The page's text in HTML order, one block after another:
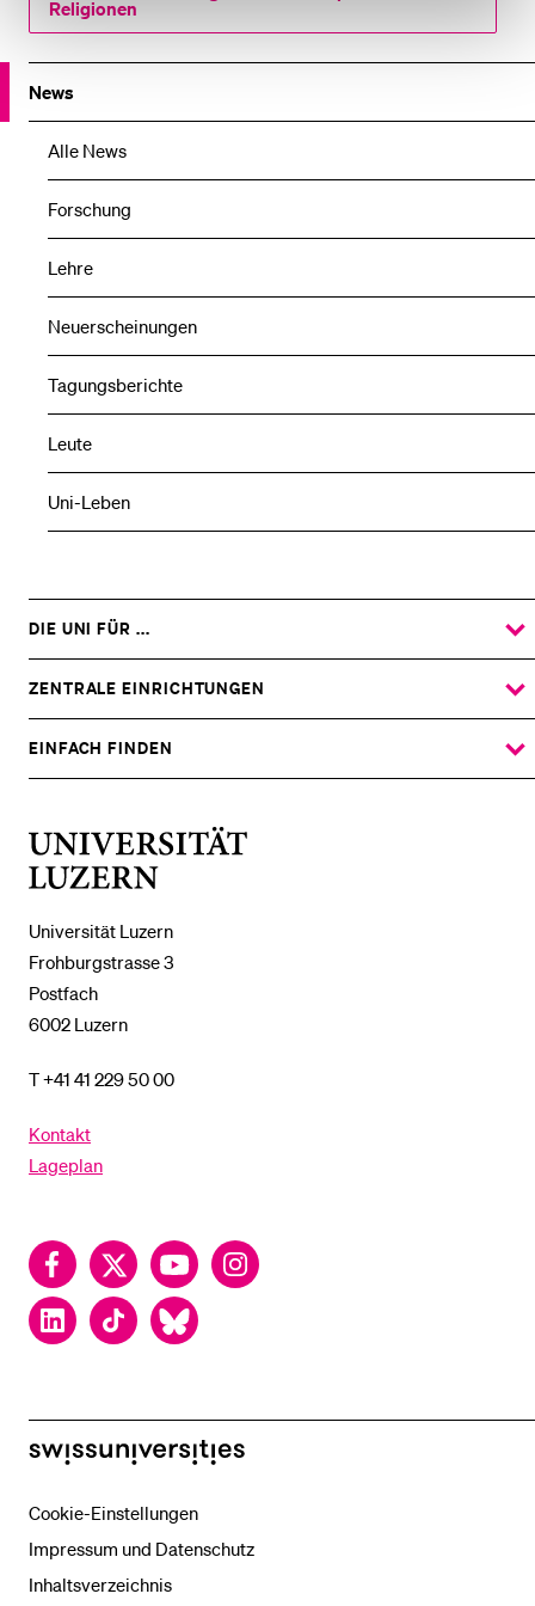
News
Alle News
Forschung
Lehre
Neuerscheinungen
Tagungsberichte
Leute
Uni-Leben
Religionen
Universität Luzern
Frohburgstrasse 3
Postfach
6002 Luzern
T +41 41 229 50 00
Kontakt
Lageplan
FacebookTwitter YouTubeInstagram
LinkedInTikTok Bluesky
DIE UNI FÜR ...
ZEIGE
DAS
UNTERMENÜ
ZENTRALE EINRICHTUNGEN
ZEIGE
DAS
UNTERMENÜ
EINFACH FINDEN
ZEIGE
DAS
swissuniversities
Cookie-Einstellungen
Impressum und Datenschutz
Inhaltsverzeichnis